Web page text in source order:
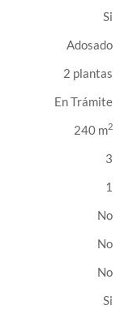
Adosado
2 plantas
En Trámite
240 m2
3
1